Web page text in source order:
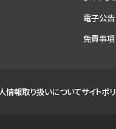
電子公告
免責事項
情報取り扱いについてサイトポ